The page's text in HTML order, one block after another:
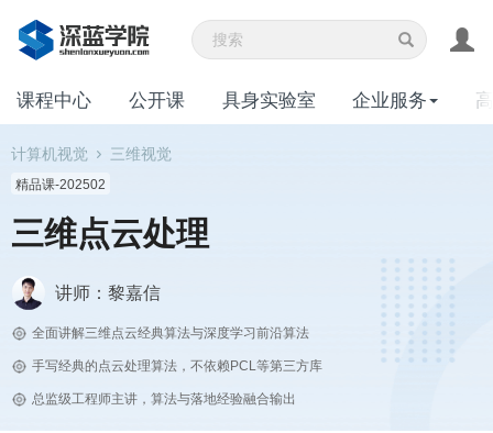
课程中心 公开课 具身实验室 企业服务
计算机视觉 三维视觉
精品课-202502
三维点云处理
讲师：黎嘉信
全面讲解三维点云经典算法与深度学习前沿算法
手写经典的点云处理算法，不依赖PCL等第三方库
总监级工程师主讲，算法与落地经验融合输出